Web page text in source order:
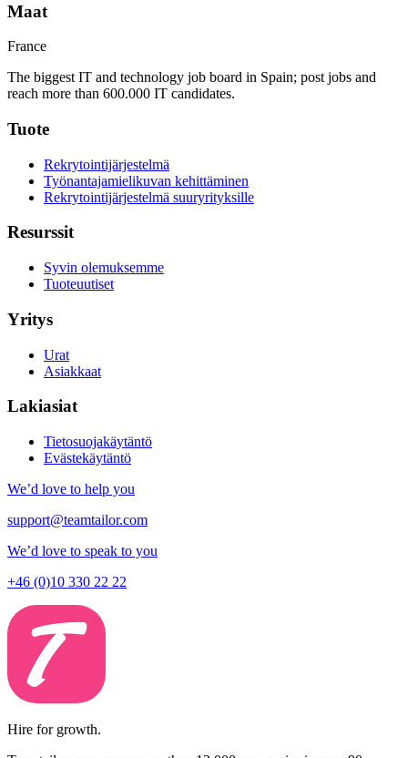
Maat
France
The biggest IT and technology job board in Spain; post jobs and
reach more than 600.000 IT candidates.
Tuote
Rekrytointijärjestelmä
Työnantajamielikuvan kehittäminen
Rekrytointijärjestelmä suuryrityksille
Resurssit
Syvin olemuksemme
Tuoteuutiset
Yritys
Urat
Asiakkaat
Lakiasiat
Tietosuojakäytäntö
Evästekäytäntö
We’d love to help you
support@teamtailor.com
We’d love to speak to you
+46 (0)10 330 22 22
Hire for growth.